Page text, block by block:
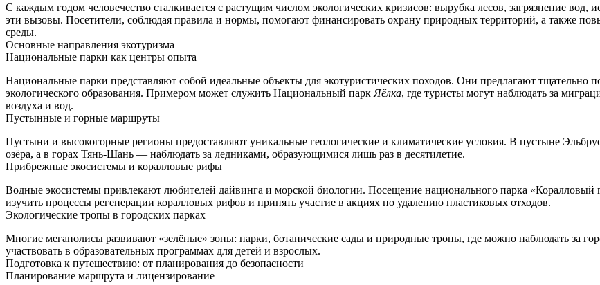
С каждым годом человечество сталкивается с растущим числом экологических кризисов: вырубка лесов, загрязнение вод,
эти вызовы. Посетители, соблюдая правила и нормы, помогают финансировать охрану природных территорий, а также
среды.
Основные направления экотуризма
Национальные парки как центры опыта
Национальные парки представляют собой идеальные объекты для экотуристических походов. Они предлагают
экологического образования. Примером может служить Национальный парк Яёлка, где туристы могут наблюдать за
воздуха и вод.
Пустынные и горные маршруты
Пустыни и высокогорные регионы предоставляют уникальные геологические и климатические условия. В пустыне
озёра, а в горах Тянь-Шань — наблюдать за ледниками, образующимися лишь раз в десятилетие.
Прибрежные экосистемы и коралловые рифы
Водные экосистемы привлекают любителей дайвинга и морской биологии. Посещение национального парка «Коралловый
изучить процессы регенерации коралловых рифов и принять участие в акциях по удалению пластиковых отходов.
Экологические тропы в городских парках
Многие мегаполисы развивают «зелёные» зоны: парки, ботанические сады и природные тропы, где можно наблюдать за
участвовать в образовательных программах для детей и взрослых.
Подготовка к путешествию: от планирования до безопасности
Планирование маршрута и лицензирование